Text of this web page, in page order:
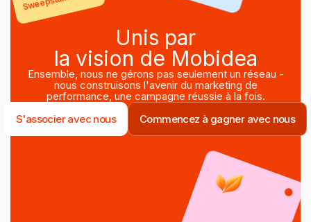
Unis par
la vision de Mobidea
Ensemble, nous ne gérons pas seulement un réseau -
nous construisons l'avenir du marketing de
performance, une campagne réussie à la fois.
S'associer avec nous
Commencez à gagner avec nous